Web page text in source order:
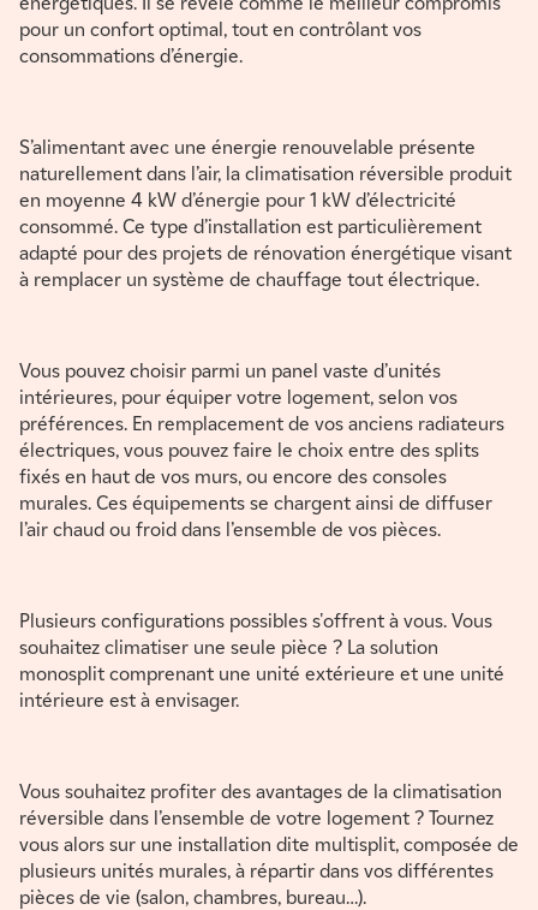
pour un confort optimal, tout en contrôlant vos
consommations d’énergie.
S’alimentant avec une énergie renouvelable présente
naturellement dans l’air, la climatisation réversible produit
en moyenne 4 kW d’énergie pour 1 kW d’électricité
consommé. Ce type d’installation est particulièrement
adapté pour des projets de rénovation énergétique visant
à remplacer un système de chauffage tout électrique.
Vous pouvez choisir parmi un panel vaste d’unités
intérieures, pour équiper votre logement, selon vos
préférences. En remplacement de vos anciens radiateurs
électriques, vous pouvez faire le choix entre des splits
fixés en haut de vos murs, ou encore des consoles
murales. Ces équipements se chargent ainsi de diffuser
l’air chaud ou froid dans l’ensemble de vos pièces.
Plusieurs configurations possibles s'offrent à vous. Vous
souhaitez climatiser une seule pièce ? La solution
monosplit comprenant une unité extérieure et une unité
intérieure est à envisager.
Vous souhaitez profiter des avantages de la climatisation
réversible dans l’ensemble de votre logement ? Tournez
vous alors sur une installation dite multisplit, composée de
plusieurs unités murales, à répartir dans vos différentes
pièces de vie (salon, chambres, bureau…).